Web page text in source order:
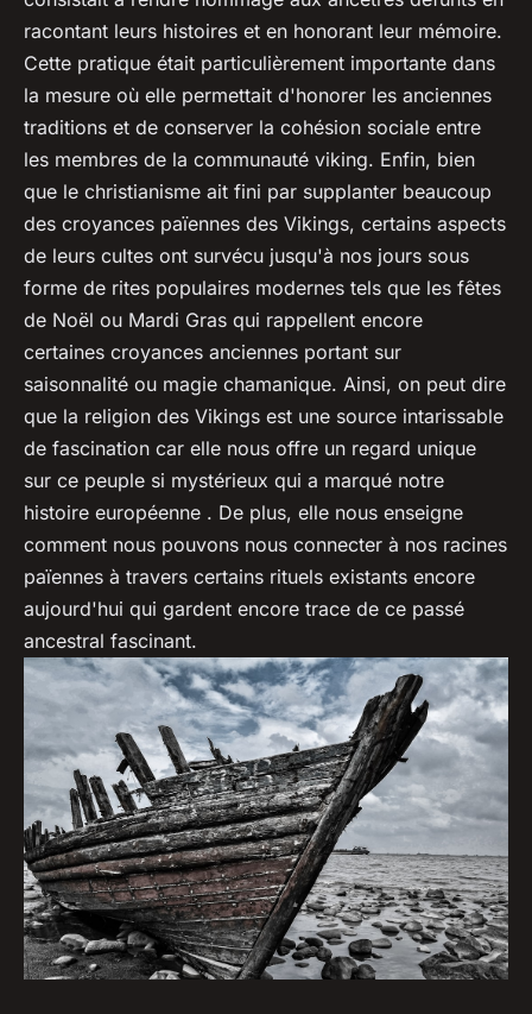
racontant leurs histoires et en honorant leur mémoire.
Cette pratique était particulièrement importante dans
la mesure où elle permettait d'honorer les anciennes
traditions et de conserver la cohésion sociale entre
les membres de la communauté viking. Enfin, bien
que le christianisme ait fini par supplanter beaucoup
des croyances païennes des Vikings, certains aspects
de leurs cultes ont survécu jusqu'à nos jours sous
forme de rites populaires modernes tels que les fêtes
de Noël ou Mardi Gras qui rappellent encore
certaines croyances anciennes portant sur
saisonnalité ou magie chamanique. Ainsi, on peut dire
que la religion des Vikings est une source intarissable
de fascination car elle nous offre un regard unique
sur ce peuple si mystérieux qui a marqué notre
histoire européenne . De plus, elle nous enseigne
comment nous pouvons nous connecter à nos racines
païennes à travers certains rituels existants encore
aujourd'hui qui gardent encore trace de ce passé
ancestral fascinant.